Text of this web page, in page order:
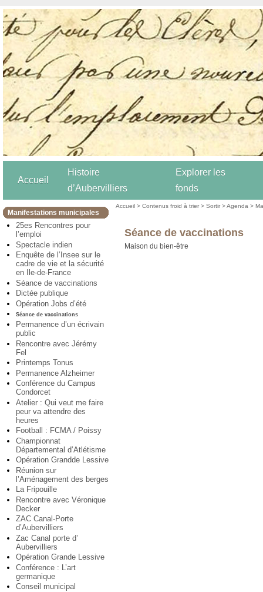
Accueil
Histoire
d’Aubervilliers
Explorer les
fonds
Manifestations municipales
25es Rencontres pour
l’emploi
Spectacle indien
Enquête de l’Insee sur le
cadre de vie et la sécurité
en Ile-de-France
Séance de vaccinations
Dictée publique
Opération Jobs d’été
Séance de vaccinations
Permanence d’un écrivain
public
Rencontre avec Jérémy
Fel
Printemps Tonus
Permanence Alzheimer
Conférence du Campus
Condorcet
Atelier : Qui veut me faire
peur va attendre des
heures
Football : FCMA / Poissy
Championnat
Départemental d’Atlétisme
Opération Grandde Lessive
Réunion sur
l’Aménagement des berges
La Fripouille
Rencontre avec Véronique
Decker
ZAC Canal-Porte
d’Aubervilliers
Zac Canal porte d’
Aubervilliers
Opération Grande Lessive
Conférence : L’art
germanique
Conseil municipal
Accueil >Contenus froid à trier >Sortir >Agenda >
Séance de vaccinations
Maison du bien-être